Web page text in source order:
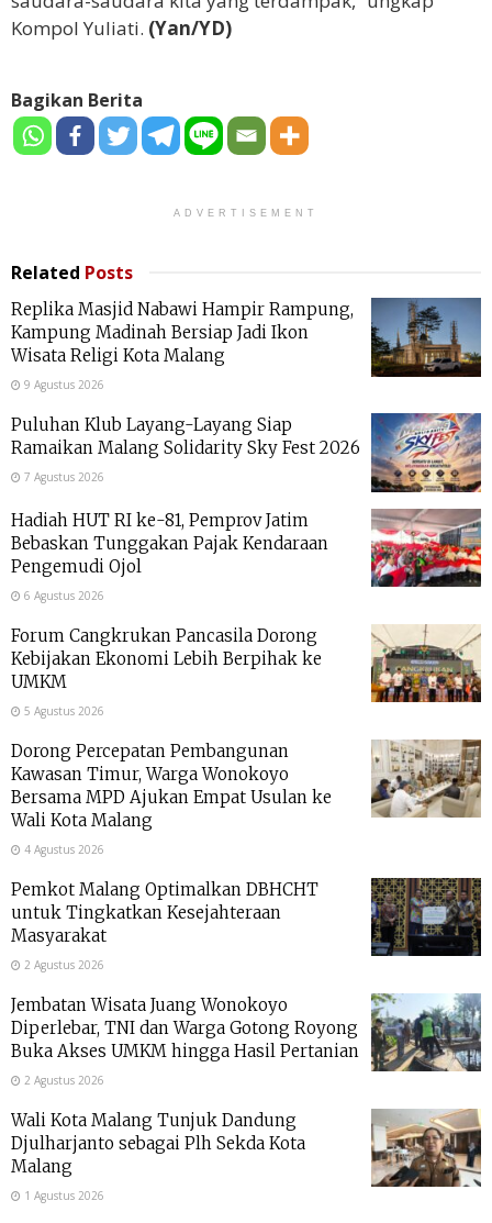
Kompol Yuliati. (Yan/YD)
Bagikan Berita
ADVERTISEMENT
Related Posts
Replika Masjid Nabawi Hampir Rampung,
Kampung Madinah Bersiap Jadi Ikon
Wisata Religi Kota Malang
9 Agustus 2026
Puluhan Klub Layang-Layang Siap
Ramaikan Malang Solidarity Sky Fest 2026
7 Agustus 2026
Hadiah HUT RI ke-81, Pemprov Jatim
Bebaskan Tunggakan Pajak Kendaraan
Pengemudi Ojol
6 Agustus 2026
Forum Cangkrukan Pancasila Dorong
Kebijakan Ekonomi Lebih Berpihak ke
UMKM
5 Agustus 2026
Dorong Percepatan Pembangunan
Kawasan Timur, Warga Wonokoyo
Bersama MPD Ajukan Empat Usulan ke
Wali Kota Malang
4 Agustus 2026
Pemkot Malang Optimalkan DBHCHT
untuk Tingkatkan Kesejahteraan
Masyarakat
2 Agustus 2026
Jembatan Wisata Juang Wonokoyo
Diperlebar, TNI dan Warga Gotong Royong
Buka Akses UMKM hingga Hasil Pertanian
2 Agustus 2026
Wali Kota Malang Tunjuk Dandung
Djulharjanto sebagai Plh Sekda Kota
Malang
1 Agustus 2026